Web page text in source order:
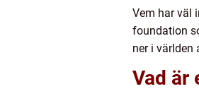
Vem har väl
foundation
ner i
Vad är